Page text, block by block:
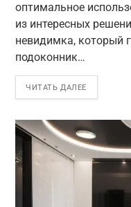
оптимальное
из интересных
невидимка, который
подоконник…
ЧИТАТЬ ДАЛЕЕ